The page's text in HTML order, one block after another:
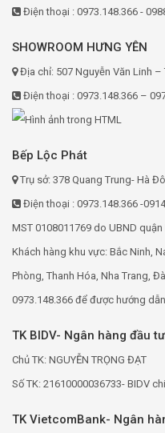
Điện thoại : 0973.148.366 -
SHOWROOM HƯNG YÊN
Địa chỉ: 507 Nguyễn Văn Linh –
Điện thoại : 0973.148.366 –
Bếp Lộc Phát
Trụ sở: 378 Quang Trung- Hà
Điện thoại : 0973.148.366 -
MST 0108011769 do UBND
Khách hàng khu vực: Bắc Ninh,
Phòng, Thanh Hóa, Nha Trang,
0973.148.366 để được hướng
TK BIDV- Ngân hàng đầu
Chủ TK: NGUYỄN TRỌNG ĐẠT
Số TK: 21610000036733- BIDV
TK VietcomBank- Ngân